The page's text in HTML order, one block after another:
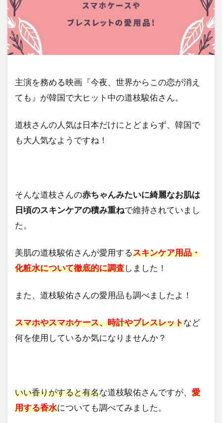
主演を務める映画『今夜、世界からこの恋が消え
ても』が韓国で大ヒット中の道枝駿佑さん。
道枝さんの人気は日本だけにとどまらず、韓国で
も大人気なようですね！
そんな道枝さんの赤ちゃんみたいに綺麗なお肌は
日頃のスキンケアの積み重ねで維持されていまし
た。
美肌の道枝駿佑さんが愛用するスキンケア用品・
化粧水について徹底的に調査しました！
また、道枝駿佑さんの愛用品も調べましたよ！
スマホやスマホケース、時計やブレスレットなど
何を使用しているか気になりませんか？
いい香りがすると有名な道枝駿佑さんですが、 愛
用する香水についても調べてみました。